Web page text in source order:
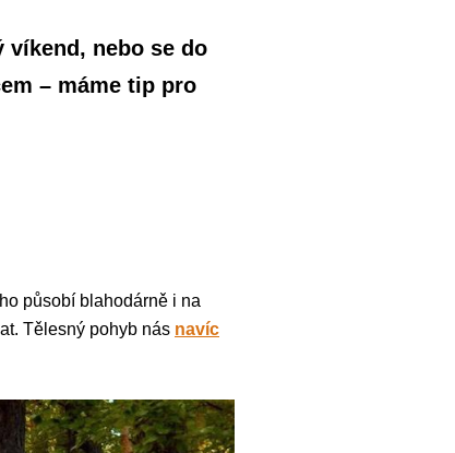
nebo se do
– máme tip pro
působí blahodárně i na
Tělesný pohyb nás navíc